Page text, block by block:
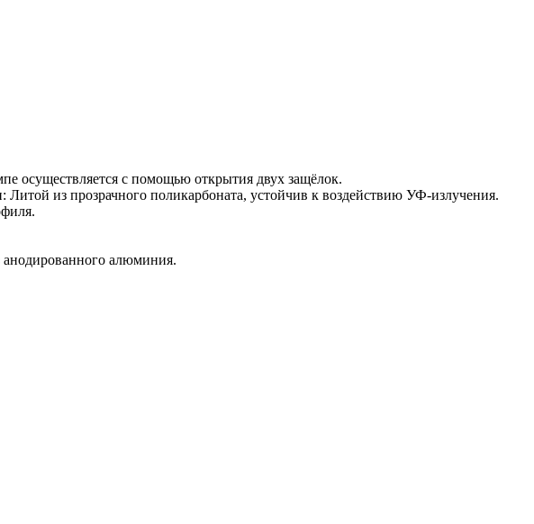
осуществляется с помощью открытия двух защёлок.
из прозрачного поликарбоната, устойчив к воздействию УФ-излучения.
анодированного алюминия.